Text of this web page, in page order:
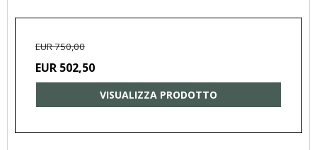
EUR 750,00
EUR 502,50
VISUALIZZA PRODOTTO